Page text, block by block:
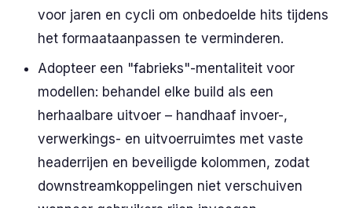
voor jaren en cycli om onbedoelde hits tijdens
het formaataanpassen te verminderen.
Adopteer een "fabrieks"-mentaliteit voor
modellen: behandel elke build als een
herhaalbare uitvoer – handhaaf invoer-,
verwerkings- en uitvoerruimtes met vaste
headerrijen en beveiligde kolommen, zodat
downstreamkoppelingen niet verschuiven